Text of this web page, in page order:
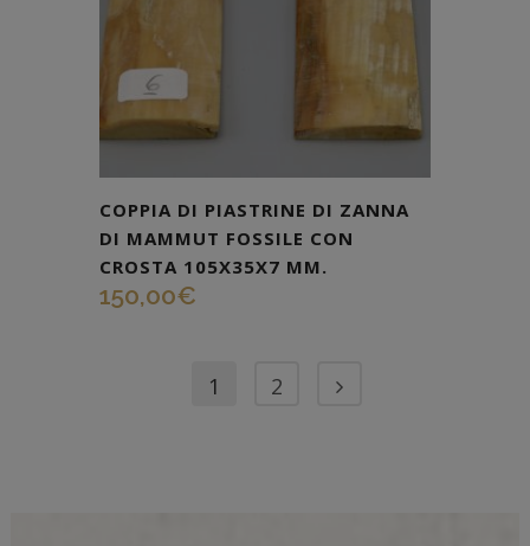
COPPIA DI PIASTRINE DI ZANNA
DI MAMMUT FOSSILE CON
CROSTA 105X35X7 MM.
150,00€
1 2